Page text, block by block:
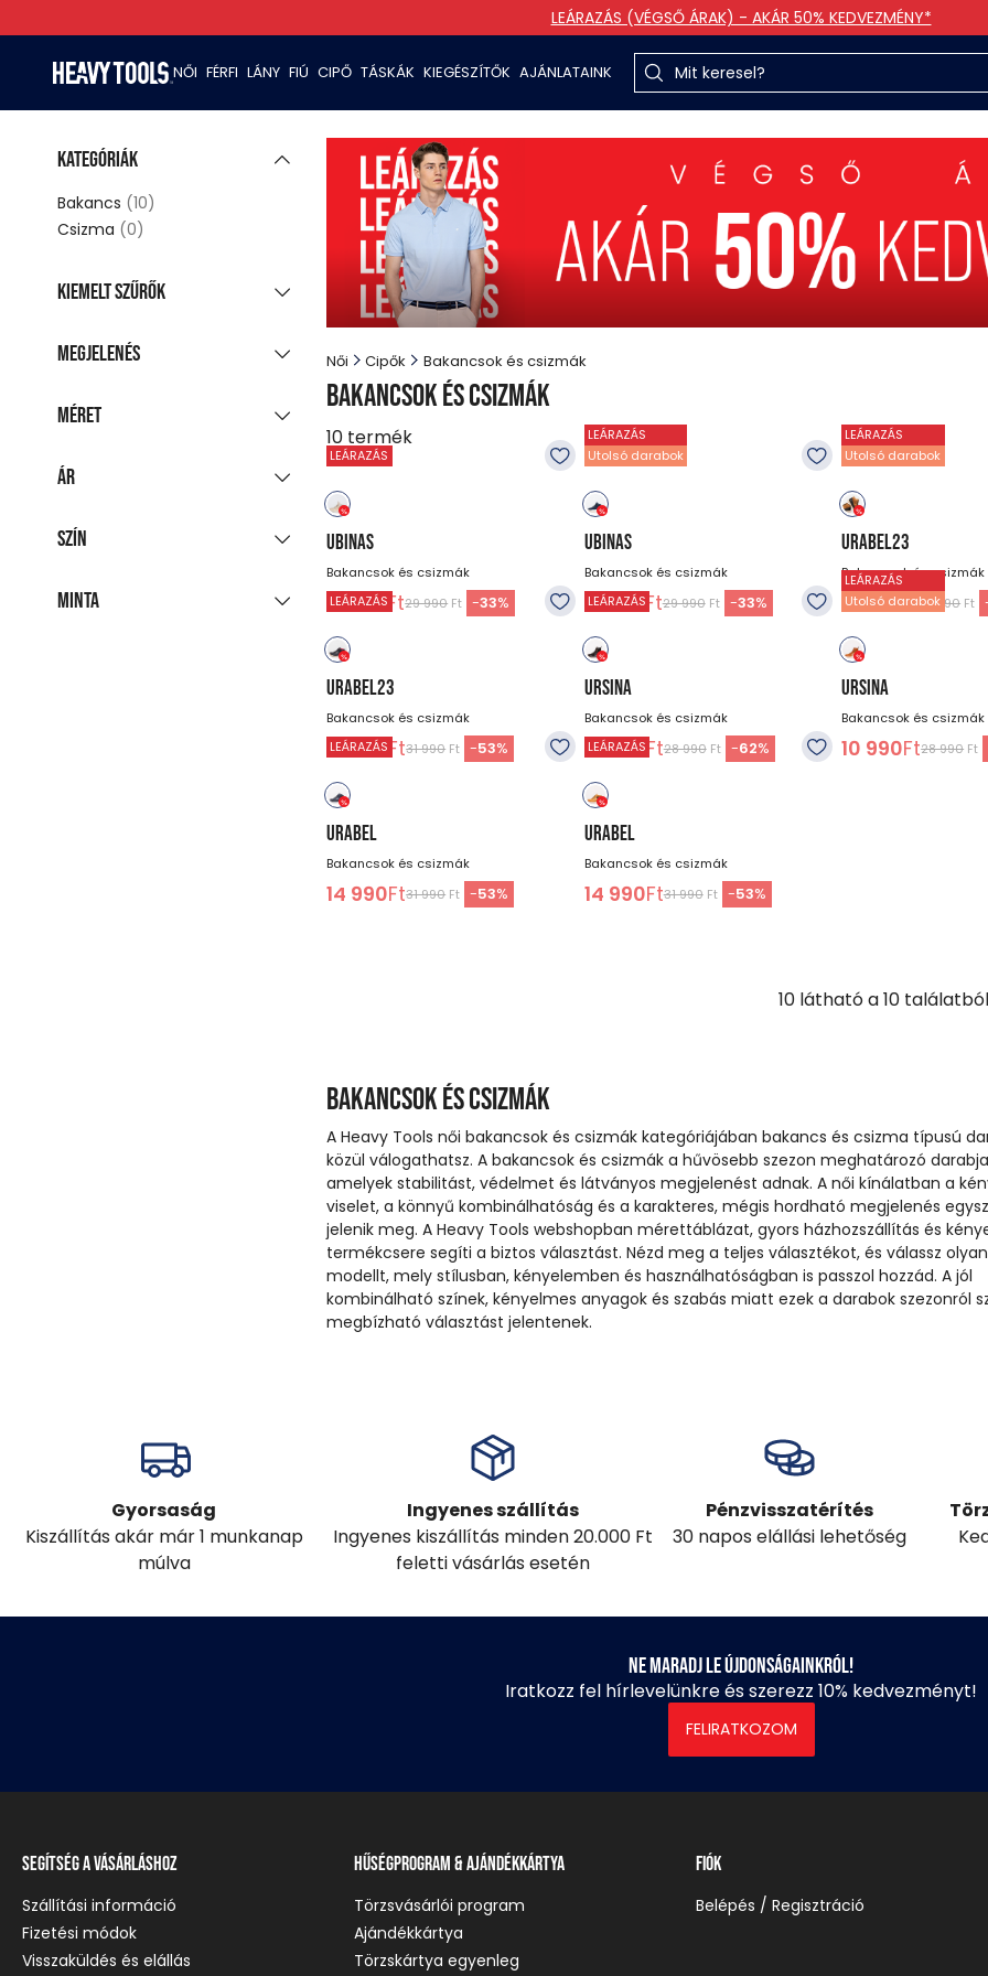
LEÁRAZÁS (VÉGSŐ ÁRAK) - AKÁR 50% KEDVEZMÉNY*
NŐI FÉRFI LÁNY FIÚ CIPŐ TÁSKÁK KIEGÉSZÍTŐK AJÁNLATAINK
Női Cipők Bakancsok és csizmák
Bakancsok és csizmák
10 termék
LEÁRAZÁS
UBINAS
Bakancsok és csizmák
19 990 Ft29 990 Ft -33%
LEÁRAZÁS
Utolsó darabok
UBINAS
Bakancsok és csizmák
19 990Ft29 990Ft -33%
LEÁRAZÁS
Utolsó darabok
URABEL23
Bakancsok és csizmák
14 990Ft31 990 Ft
LEÁRAZÁS
URABEL23
Bakancsok és csizmák
14 990 Ft31 990 Ft -53%
LEÁRAZÁS
URSINA
Bakancsok és csizmák
10 990Ft28 990Ft -62%
LEÁRAZÁS
Utolsó darabok
URSINA
Bakancsok és csizmák
10 990Ft28 990 Ft
LEÁRAZÁS
URABEL
Bakancsok és csizmák
14 990Ft31 990 Ft -53%
LEÁRAZÁS
URABEL
Bakancsok és csizmák
14 990Ft31 990Ft -53%
10 látható a10 találatból
Bakancsok és csizmák
A Heavy Tools női bakancsok és csizmák kategóriájában bakancs és csizma típusú
közül válogathatsz. A bakancsok és csizmák a hűvösebb szezon meghatározó
amelyek stabilitást, védelmet és látványos megjelenést adnak. A női kínálatban a
viselet, a könnyű kombinálhatóság és a karakteres, mégis hordható megjelenés
jelenik meg. A Heavy Tools webshopban mérettáblázat, gyors házhozszállítás és
termékcsere segíti a biztos választást. Nézd meg a teljes választékot, és válassz olyan
modellt, mely stílusban, kényelemben és használhatóságban is passzol hozzád. A jól
kombinálható színek, kényelmes anyagok és szabás miatt ezek a darabok szezonról
megbízható választást jelentenek.
Kategóriák
Bakancs (10)
Csizma (0)
Kiemelt szűrők
Utolsó darabok
Megjelenés
megjelenítés
Méret
36
Ár
Szín
fekete
Minta
Gyorsaság
Kiszállítás akár már 1 munkanap
múlva
Ingyenes szállítás
Ingyenes kiszállítás minden 20.000 Ft
feletti vásárlás esetén
Pénzvisszatérítés
30 napos elállási lehetőség
Ne maradj le újdonságainkról!
Iratkozz fel hírlevelünkre és szerezz 10% kedvezményt!
FELIRATKOZOM
Segítség a vásárláshoz
Szállítási információ
Fizetési módok
Visszaküldés és elállás
Hűségprogram & Ajándékkártya
Törzsvásárlói program
Ajándékkártya
Törzskártya egyenleg
Fiók
Belépés / Regisztráció